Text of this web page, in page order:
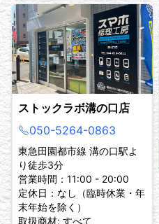
ストックラボ溝の口店
050-5264-0863
東急田園都市線 溝の口駅よ
り徒歩3分
営業時間：11:00 - 20:00
定休日：なし（臨時休業・年
末年始を除く）
取扱商材: すべて